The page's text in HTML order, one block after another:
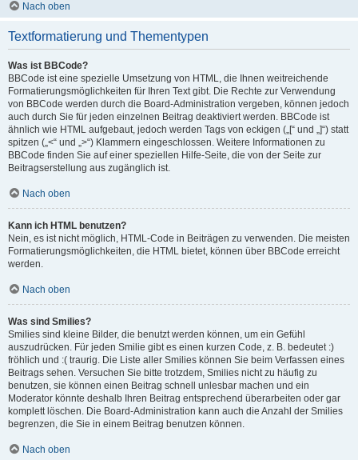
Nach oben
Textformatierung und Thementypen
Was ist BBCode?
BBCode ist eine spezielle Umsetzung von HTML, die Ihnen weitreichende
Formatierungsmöglichkeiten für Ihren Text gibt. Die Rechte zur Verwendung
von BBCode werden durch die Board-Administration vergeben, können jedoch
auch durch Sie für jeden einzelnen Beitrag deaktiviert werden. BBCode ist
ähnlich wie HTML aufgebaut, jedoch werden Tags von eckigen („[“ und „]“) statt
spitzen („<“ und „>“) Klammern eingeschlossen. Weitere Informationen zu
BBCode finden Sie auf einer speziellen Hilfe-Seite, die von der Seite zur
Beitragserstellung aus zugänglich ist.
Nach oben
Kann ich HTML benutzen?
Nein, es ist nicht möglich, HTML-Code in Beiträgen zu verwenden. Die meisten
Formatierungsmöglichkeiten, die HTML bietet, können über BBCode erreicht
werden.
Nach oben
Was sind Smilies?
Smilies sind kleine Bilder, die benutzt werden können, um ein Gefühl
auszudrücken. Für jeden Smilie gibt es einen kurzen Code, z. B. bedeutet :)
fröhlich und :( traurig. Die Liste aller Smilies können Sie beim Verfassen eines
Beitrags sehen. Versuchen Sie bitte trotzdem, Smilies nicht zu häufig zu
benutzen, sie können einen Beitrag schnell unlesbar machen und ein
Moderator könnte deshalb Ihren Beitrag entsprechend überarbeiten oder gar
komplett löschen. Die Board-Administration kann auch die Anzahl der Smilies
begrenzen, die Sie in einem Beitrag benutzen können.
Nach oben